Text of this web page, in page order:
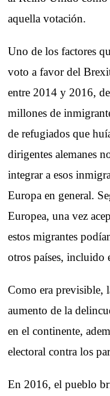
aquella votación.
Uno de los factores
voto a favor del
entre 2014 y 2016,
millones de
de refugiados que
dirigentes alemanes
integrar a esos
Europa en general.
Europea, una vez
estos migrantes
otros países, incluido
Como era previsible,
aumento de la
en el continente,
electoral contra los
En 2016, el pueblo